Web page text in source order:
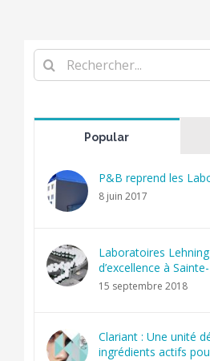
Rechercher
Popular
P&B reprend les
8 juin 2017
Laboratoires Lehning
d’excellence à
15 septembre 2018
Clariant : Une unité
ingrédients actifs